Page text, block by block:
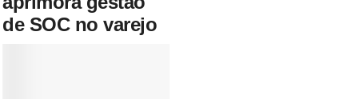
de SOC no varejo